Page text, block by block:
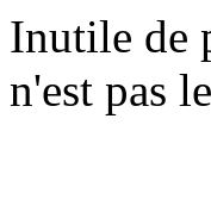
Inutile de
n'est pas